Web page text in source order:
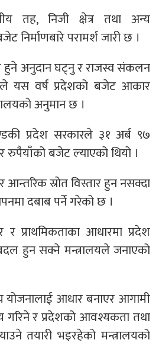
तह, निजी क्षेत्र तथा अन्य
निर्माणबारे परामर्श जारी छ ।
हुने अनुदान घट्नु र राजस्व संकलन
यस वर्ष प्रदेशको बजेट आकार
अनुमान छ ।
प्रदेश सरकारले ३१ अर्ब ९७
रुपैयाँको बजेट ल्याएको थियो ।
स्रोत विस्तार हुन नसक्दा
दबाब पर्ने गरेको छ ।
प्राथमिकताका आधारमा प्रदेश
हुन सक्ने मन्त्रालयले जनाएको
योजनालाई आधार बनाएर आगामी
गरिने र प्रदेशको आवश्यकता तथा
तयारी भइरहेको मन्त्रालयको